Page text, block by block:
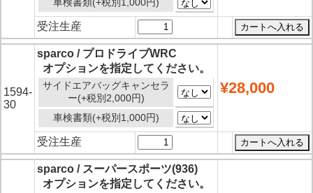
受注生産
1594-
30
sparco / プロドライブWRC
オプションを指定してください。
サイドエアバッグキャンセラ
ー(+税別2,000円)
車検書類(+税別1,000円)
¥28,000
受注生産
sparco / スーパースポーツ(936)
オプションを指定してください。